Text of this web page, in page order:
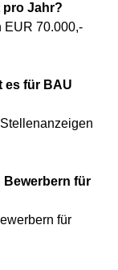
pro Jahr?
EUR 70.000,-
es für BAU
Bewerbern für
für